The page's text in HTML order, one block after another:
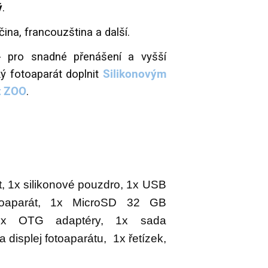
.
francouzština a další.
snadné přenášení a vyšší
fotoaparát doplnit Silikonovým
.
1x silikonové pouzdro, 1x USB
1x MicroSD 32 GB
OTG adaptéry, 1x sada
displej fotoaparátu, 1x řetízek,